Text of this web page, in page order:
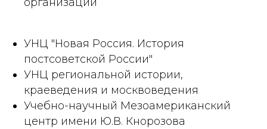
УНЦ "Новая Россия. История
постсоветской России"
УНЦ региональной истории,
краеведения и москвоведения
Учебно-научный Мезоамериканский
центр имени Ю.В. Кнорозова